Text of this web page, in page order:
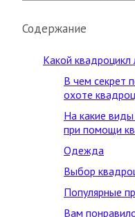
Содержание
Какой
В чем секрет
охоте
На какие
при помощи
Одежда
Выбор
Популярные
Вам